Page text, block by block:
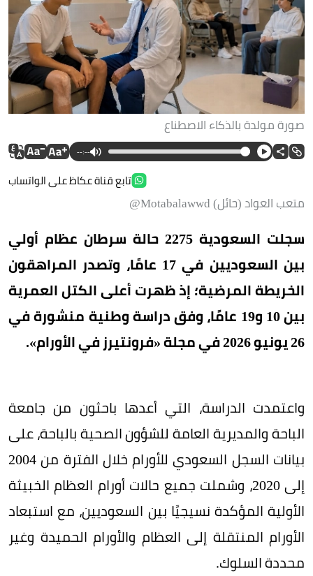
صورة مولدة بالذكاء الاصطناع
--:--
تابع قناة عكاظ على الواتساب
متعب العواد (حائل) Motabalawwd@
سجلت السعودية 2275 حالة سرطان عظام أولي
بين السعوديين في 17 عامًا، وتصدر المراهقون
الخريطة المرضية؛ إذ ظهرت أعلى الكتل العمرية
بين 10 و19 عامًا، وفق دراسة وطنية منشورة في
26 يونيو 2026 في مجلة «فرونتيرز في الأورام».
واعتمدت الدراسة، التي أعدها باحثون من جامعة
الباحة والمديرية العامة للشؤون الصحية بالباحة، على
بيانات السجل السعودي للأورام خلال الفترة من 2004
إلى 2020، وشملت جميع حالات أورام العظام الخبيثة
الأولية المؤكدة نسيجيًا بين السعوديين، مع استبعاد
الأورام المنتقلة إلى العظام والأورام الحميدة وغير
محددة السلوك.